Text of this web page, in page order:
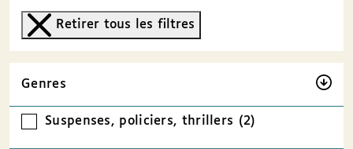
Retirer tous les filtres
Genres
Suspenses, policiers, thrillers (2)